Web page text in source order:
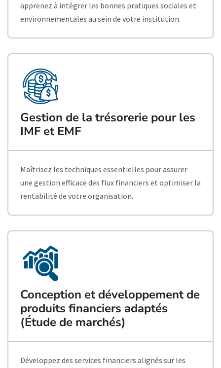
apprenez à intégrer les bonnes pratiques sociales et
environnementales au sein de votre institution.
Gestion de la trésorerie pour les
IMF et EMF
Maîtrisez les techniques essentielles pour assurer
une gestion efficace des flux financiers et optimiser la
rentabilité de votre organisation.
Conception et développement de
produits financiers adaptés
(Étude de marchés)
Développez des services financiers alignés sur les